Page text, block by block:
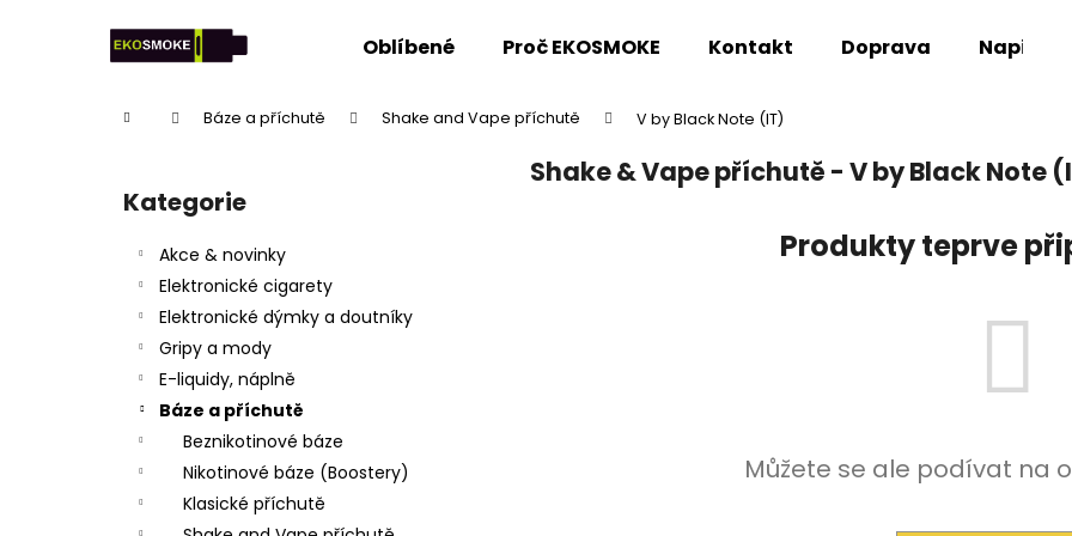
Oblíbené Proč EKOSMOKE Kontakt Doprava Napište
Domů Báze a příchutě Shake and Vape příchutě V by Black Note (IT)
Přeskočit
kategorie
Kategorie
Akce & novinky
Elektronické cigarety
Elektronické dýmky a doutníky
Gripy a mody
E-liquidy, náplně
Báze a příchutě
Beznikotinové báze
Nikotinové báze (Boostery)
Klasické příchutě
Shake & Vape příchutě - V by Black Note
Produkty teprve
Můžete se ale podívat na
Zpět
Zpět
Co potřebujete najít?